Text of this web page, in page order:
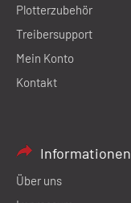
Plotterzubehör
Treibersupport
Mein Konto
Kontakt
Informationen
Über uns